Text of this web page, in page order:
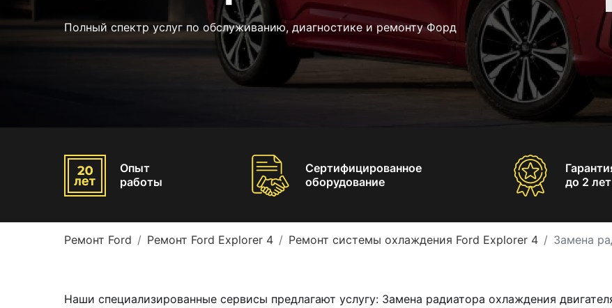
Полный спектр услуг по обслуживанию, диагностике и ремонту Форд
Опыт
работы
Сертифицированное
оборудование
до 2 лет
Ремонт Ford Ремонт Ford Explorer 4 Ремонт системы охлаждения Ford Explorer 4 Замена
Наши специализированные сервисы предлагают услугу: Замена радиатора охлаждения